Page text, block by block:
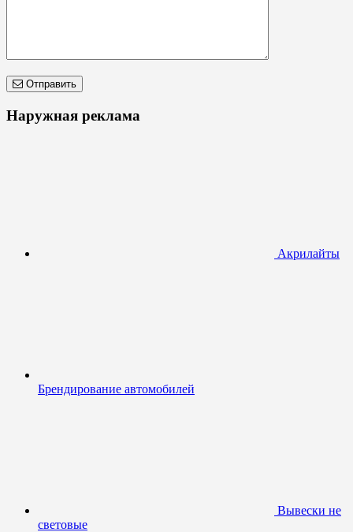
Отправить
Наружная реклама
Акрилайты
Брендирование автомобилей
Вывески не
световые